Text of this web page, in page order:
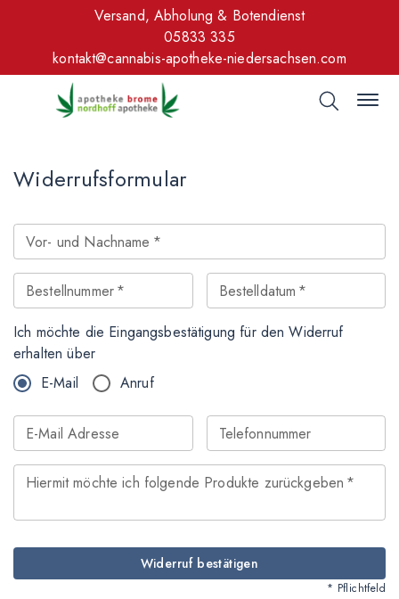
Versand, Abholung & Botendienst
05833 335
kontakt@cannabis-apotheke-niedersachsen.com
Widerrufsformular
Vor- und Nachname *
Bestellnummer* Bestelldatum *
Ich möchte die Eingangsbestätigung für den Widerruf
erhalten über
E-Mail
Anruf
E-Mail Adresse Telefonnummer
Hiermit möchte ich folgende Produkte zurückgeben *
Widerruf bestätigen
* Pflichtfeld